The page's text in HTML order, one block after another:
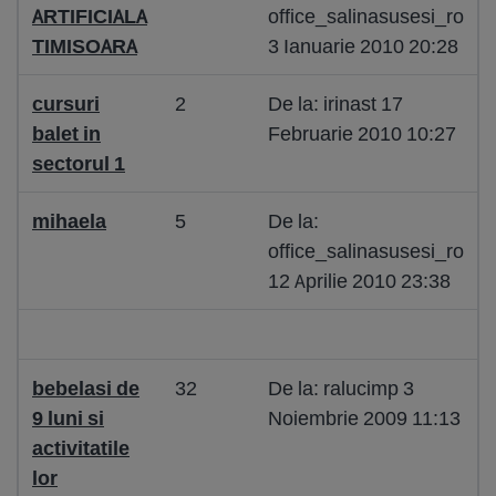
ARTIFICIALA
TIMISOARA
office_salinasusesi_ro
3 Ianuarie 2010 20:28
cursuri
balet in
sectorul 1
2
De la: irinast 17
Februarie 2010 10:27
mihaela 5
De la:
office_salinasusesi_ro
12 Aprilie 2010 23:38
bebelasi de
9 luni si
activitatile
lor
32
De la: ralucimp 3
Noiembrie 2009 11:13